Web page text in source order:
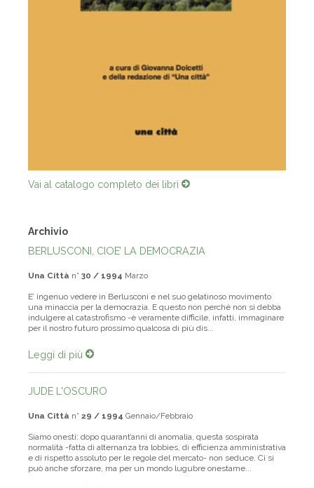
Vai al catalogo completo dei libri
Archivio
BERLUSCONI, CIOE’ LA DEMOCRAZIA
Una Città n° 30 / 1994 Marzo
E’ ingenuo vedere in Berlusconi e nel suo gelatinoso movimento
una minaccia per la democrazia. E questo non perché non si debba
indulgere al catastrofismo -è veramente difficile, infatti, immaginare
per il nostro futuro prossimo qualcosa di più dis...
Leggi di più
JUDE L'OSCURO
Una Città n° 29 / 1994 Gennaio/Febbraio
Siamo onesti: dopo quarant’anni di anomalia, questa sospirata
normalità -fatta di alternanza tra lobbies, di efficienza amministrativa
e di rispetto assoluto per le regole del mercato- non seduce. Ci si
può anche sforzare, ma per un mondo lugubre onestame...